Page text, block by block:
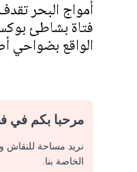
أمواج البحر
فتاة بشاطئ
الواقع بضواحي
مرحبا بكم في
نريد مساحة للنقاش
الخاصة بنا.